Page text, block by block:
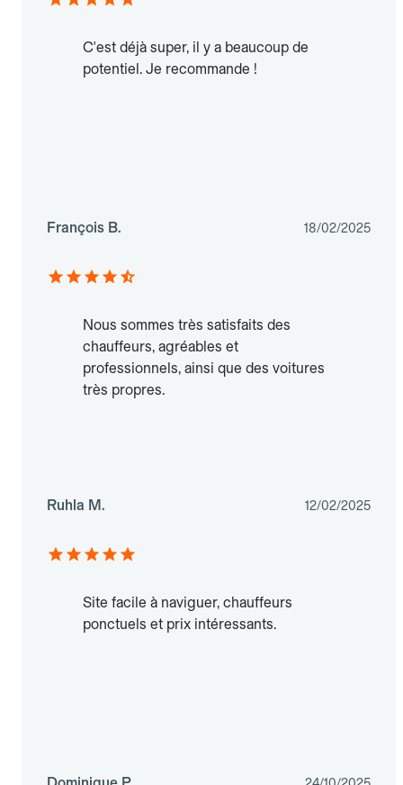
C'est déjà super, il y a beaucoup de
potentiel. Je recommande !
François B. 18/02/2025
Nous sommes très satisfaits des
chauffeurs, agréables et
professionnels, ainsi que des voitures
très propres.
Ruhla M. 12/02/2025
Site facile à naviguer, chauffeurs
ponctuels et prix intéressants.